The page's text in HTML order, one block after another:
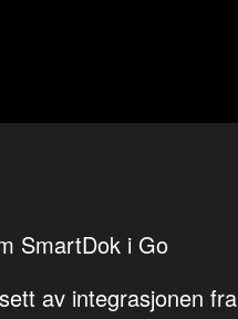
SmartDok i Go
av integrasjonen fra